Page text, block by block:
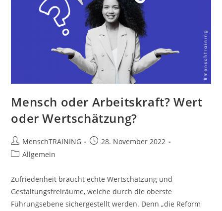
Mensch oder Arbeitskraft? Wert
oder Wertschätzung?
Beitrags-
Autor:
MenschTRAINING
Beitrag28. November 2022
Beitrags-
Allgemein
Zufriedenheit braucht echte Wertschätzung und
Gestaltungsfreiräume, welche durch die oberste
Führungsebene sichergestellt werden. Denn „die Reform